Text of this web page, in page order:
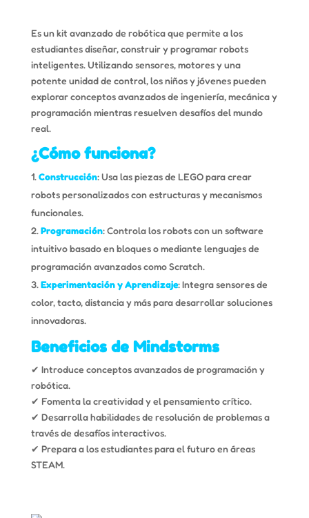
Es un kit avanzado de robótica que permite a los
estudiantes diseñar, construir y programar robots
inteligentes. Utilizando sensores, motores y una
potente unidad de control, los niños y jóvenes pueden
explorar conceptos avanzados de ingeniería, mecánica y
programación mientras resuelven desafíos del mundo
real.
¿Cómo funciona?
Construcción: Usa las piezas de LEGO para crear
robots personalizados con estructuras y mecanismos
funcionales.
Programación: Controla los robots con un software
intuitivo basado en bloques o mediante lenguajes de
programación avanzados como Scratch.
Experimentación y Aprendizaje: Integra sensores de
color, tacto, distancia y más para desarrollar soluciones
innovadoras.
Beneficios de Mindstorms
✔ Introduce conceptos avanzados de programación y
robótica.
✔ Fomenta la creatividad y el pensamiento crítico.
✔ Desarrolla habilidades de resolución de problemas a
través de desafíos interactivos.
✔ Prepara a los estudiantes para el futuro en áreas
STEAM.